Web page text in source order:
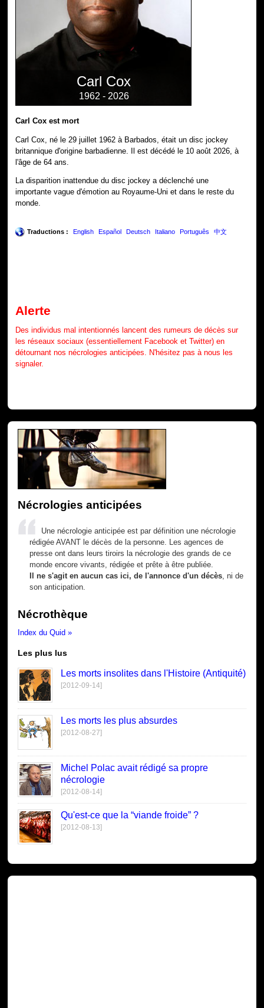
Carl Cox
1962 - 2026
Carl Cox est mort
Carl Cox, né le 29 juillet 1962 à Barbados, était un disc jockey
britannique d'origine barbadienne. Il est décédé le 10 août 2026, à
l'âge de 64 ans.
La disparition inattendue du disc jockey a déclenché une
importante vague d'émotion au Royaume-Uni et dans le reste du
monde.
Traductions : English Español Deutsch Italiano Português 中文
Alerte
Des individus mal intentionnés lancent des rumeurs de décès sur
les réseaux sociaux (essentiellement Facebook et Twitter) en
détournant nos nécrologies anticipées. N'hésitez pas à nous les
signaler.
Nécrologies anticipées
Une nécrologie anticipée est par définition une nécrologie
rédigée AVANT le décès de la personne. Les agences de
presse ont dans leurs tiroirs la nécrologie des grands de ce
monde encore vivants, rédigée et prête à être publiée.
Il ne s'agit en aucun cas ici, de l'annonce d'un décès , ni de
son anticipation.
Nécrothèque
Index du Quid »
Les plus lus
Les morts insolites dans l'Histoire (Antiquité)
[2012-09-14]
Les morts les plus absurdes
[2012-08-27]
Michel Polac avait rédigé sa propre
nécrologie
[2012-08-14]
Qu'est-ce que la “viande froide” ?
[2012-08-13]